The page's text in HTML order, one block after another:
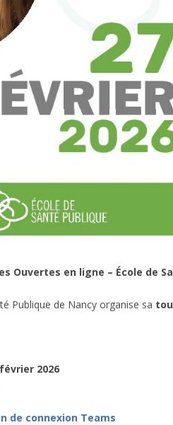
Ouvertes en ligne – École de
Publique de Nancy organise sa
2026
de connexion Teams